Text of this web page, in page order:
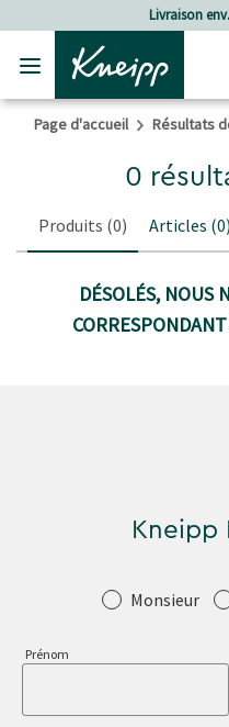
Passer au contenu principal
Passer au contenu du pied de
Livraison
Page d'accueil Résultats
0
Produits (0) Articles (0)
DÉSOLÉS, NOUS
Kneipp
SalutationMonsieur
Prénom